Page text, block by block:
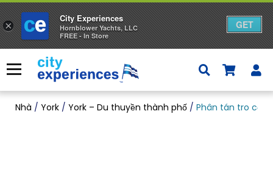
qua
nội
dung
Thực đơn
Nhà / York / York – Du thuyền thành phố / Phân tán tro cốt
×
City Experiences
Hornblower Yachts, LLC
FREE - In Store
GET